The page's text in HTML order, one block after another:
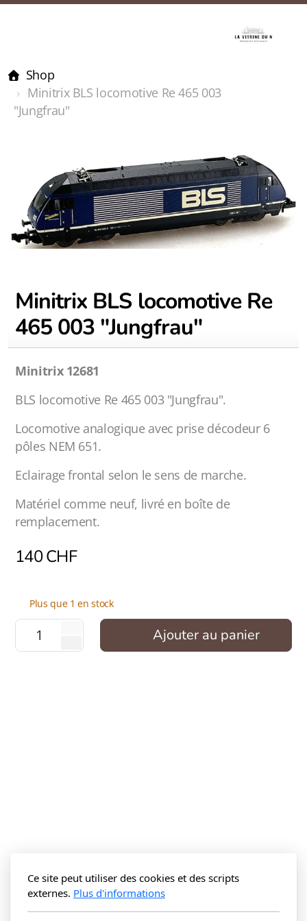
Shop
Minitrix BLS locomotive Re 465 003
"Jungfrau"
Minitrix BLS locomotive Re
465 003 "Jungfrau"
Minitrix 12681
BLS locomotive Re 465 003 "Jungfrau".
Locomotive analogique avec prise décodeur 6
pôles NEM 651.
Eclairage frontal selon le sens de marche.
Matériel comme neuf, livré en boîte de
remplacement.
140CHF
Plus que 1 en stock
Ajouter au panier
Ce site peut utiliser des cookies et des scripts
externes. Plus d'informations